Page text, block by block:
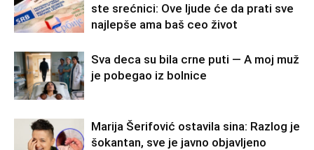
ste srećnici: Ove ljude će da prati sve
najlepše ama baš ceo život
Sva deca su bila crne puti — A moj muž
je pobegao iz bolnice
Marija Šerifović ostavila sina: Razlog je
šokantan, sve je javno objavljeno